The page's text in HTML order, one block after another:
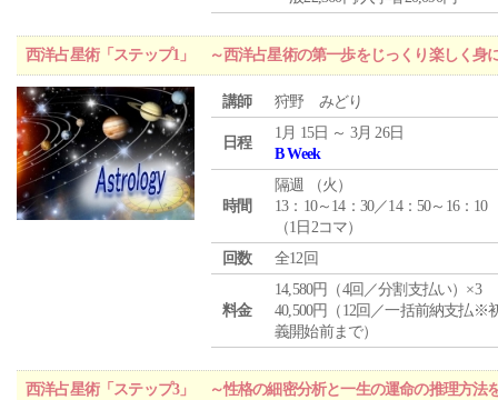
西洋占星術「ステップ1」 ～西洋占星術の第一歩をじっくり楽しく身
講師 狩野 みどり
日程
1月 15日 ～ 3月 26日
B Week
時間
隔週 （火 ）
13：10～14：30／14：50～16：10
（1日2コマ）
回数
全12回
料金
14,580円（4回／分割支払い）×3
40,500円（12回／一括前納支払※
義開始前まで）
西洋占星術「ステップ3」 ～性格の細密分析と一生の運命の推理方法